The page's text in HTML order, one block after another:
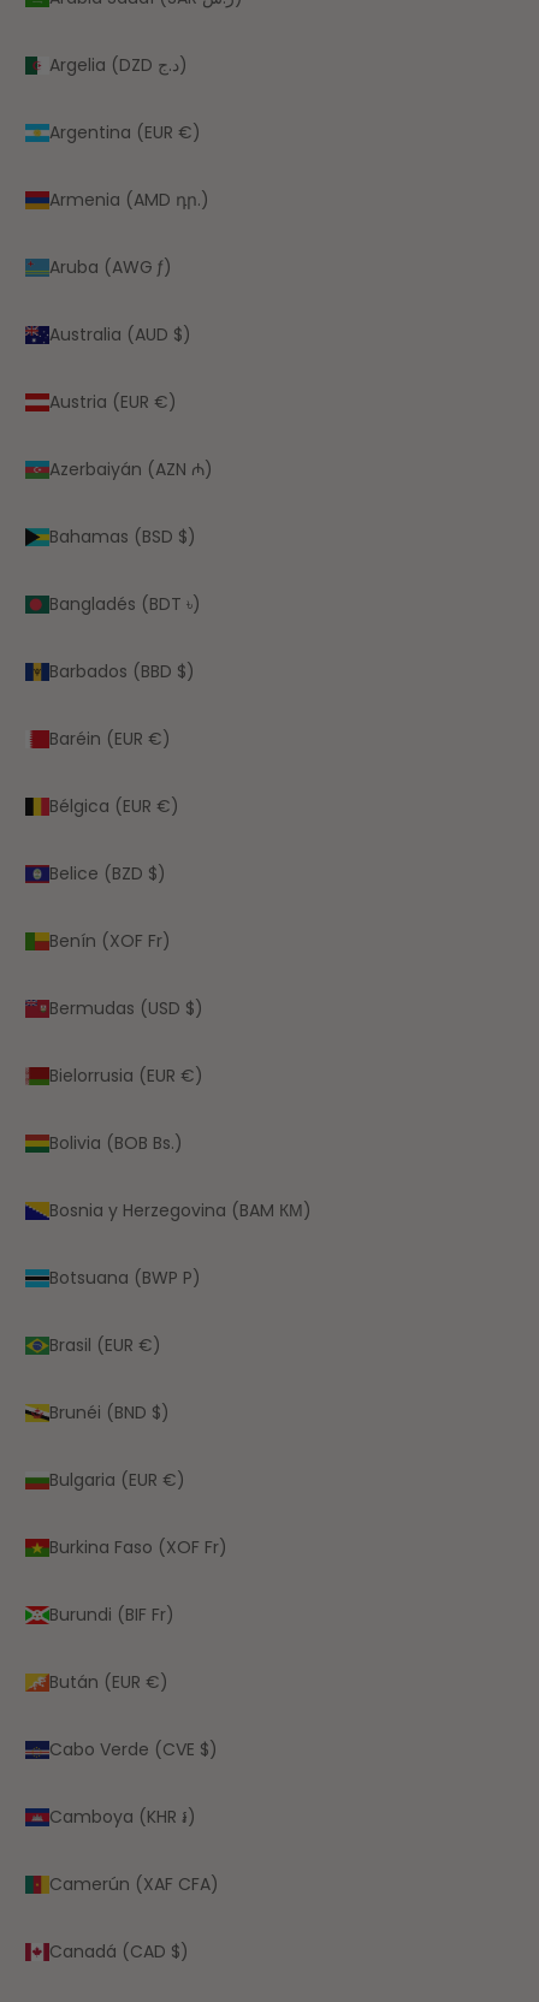
Argelia (DZD د.ج)
Argentina (EUR €)
Armenia (AMD դր.)
Aruba (AWG ƒ)
Australia (AUD $)
Austria (EUR €)
Azerbaiyán (AZN ₼)
Bahamas (BSD $)
Bangladés (BDT ৳)
Barbados (BBD $)
Baréin (EUR €)
Bélgica (EUR €)
Belice (BZD $)
Benín (XOF Fr)
Bermudas (USD $)
Bielorrusia (EUR €)
Bolivia (BOB Bs.)
Bosnia y Herzegovina (BAM КМ)
Botsuana (BWP P)
Brasil (EUR €)
Brunéi (BND $)
Bulgaria (EUR €)
Burkina Faso (XOF Fr)
Burundi (BIF Fr)
Bután (EUR €)
Cabo Verde (CVE $)
Camboya (KHR ៛)
Camerún (XAF CFA)
Canadá (CAD $)